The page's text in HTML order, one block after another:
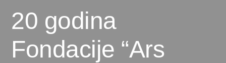
20 godina
Fondacije “Ars